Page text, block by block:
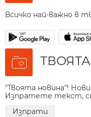
Всичко най-важно в
"Твоята новина"!
Изпратете текст,
Изпрати